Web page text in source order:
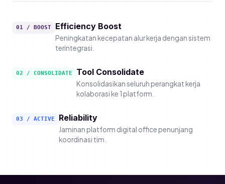
01 / BOOST Efficiency Boost
Peningkatan kecepatan alur kerja dengan sistem
terintegrasi.
02 / CONSOLIDATE Tool Consolidate
Konsolidasikan seluruh perangkat kerja
kolaborasi ke 1 platform.
03 / ACTIVE Reliability
Jaminan platform digital office penunjang
koordinasi tim.